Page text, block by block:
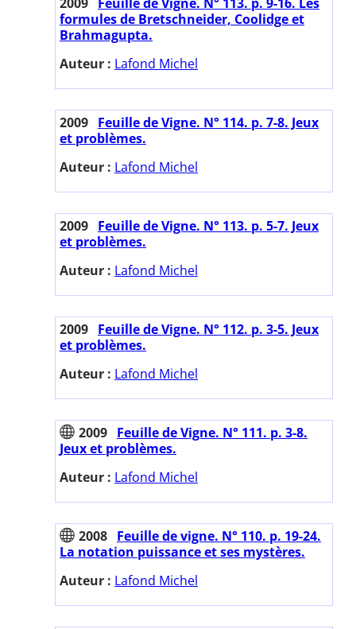
formules de Bretschneider, Coolidge et
Brahmagupta.
Auteur : Lafond Michel
2009 Feuille de Vigne. N° 114. p. 7-8. Jeux
et problèmes.
Auteur : Lafond Michel
2009 Feuille de Vigne. N° 113. p. 5-7. Jeux
et problèmes.
Auteur : Lafond Michel
2009 Feuille de Vigne. N° 112. p. 3-5. Jeux
et problèmes.
Auteur : Lafond Michel
2009 Feuille de Vigne. N° 111. p. 3-8.
Jeux et problèmes.
Auteur : Lafond Michel
2008 Feuille de vigne. N° 110. p. 19-24.
La notation puissance et ses mystères.
Auteur : Lafond Michel